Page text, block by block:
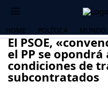
HOME POLÍTICA MUNDO
El PSOE,
el PP se
condiciones de
subcontratados